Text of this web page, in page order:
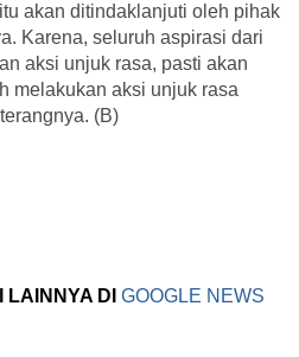
akan ditindaklanjuti oleh pihak
Karena, seluruh aspirasi dari
aksi unjuk rasa, pasti akan
melakukan aksi unjuk rasa
(B)
DI GOOGLE NEWS